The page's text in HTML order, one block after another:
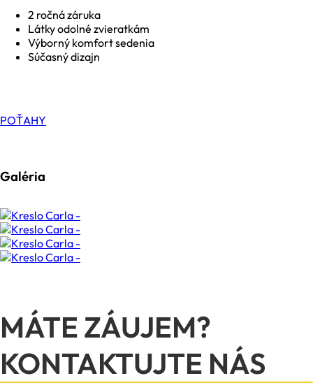
2 ročná záruka
Látky odolné zvieratkám
Výborný komfort sedenia
Súčasný dizajn
POŤAHY
Galéria
MÁTE ZÁUJEM?
KONTAKTUJTE NÁS